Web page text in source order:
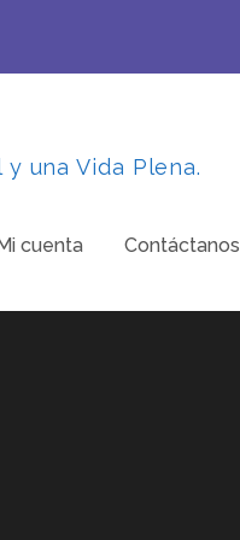
una Vida Plena.
cuenta Contáctanos